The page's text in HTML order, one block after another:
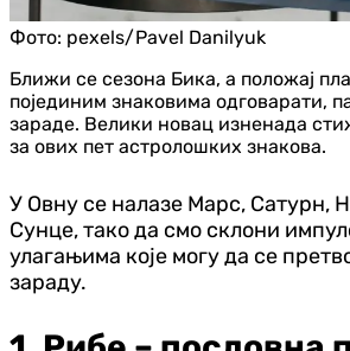
Фото: pexels/Pavel Danilyuk
Ближи се сезона Бика, а положај
појединим знаковима одговарати,
зараде. Велики новац изненада
за ових пет астролошких знакова.
У Овну се налазе Марс, Сатурн,
Сунце, тако да смо склони
улагањима које могу да се
зараду.